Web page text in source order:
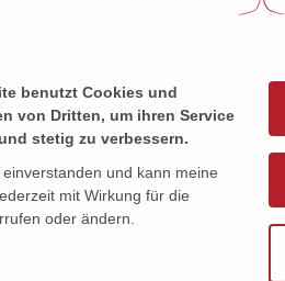
benutzt Cookies und
von Dritten, um ihren Service
stetig zu verbessern.
und kann meine
mit Wirkung für die
oder ändern.